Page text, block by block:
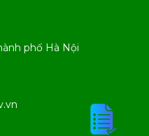
phố Hà Nội